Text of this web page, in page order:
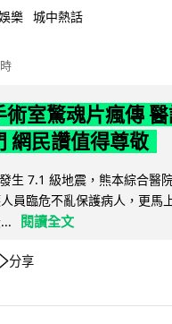
樂 城中熱話
術室驚魂片瘋傳
網民讚值得尊敬
生 7.1 級地震，熊本綜合醫
員臨危不亂保護病人，更馬
閱讀全文
分享